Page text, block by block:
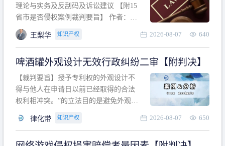
案例裁判要旨】
理论与实务及反刮码及诉讼建议 【附15
省市是否侵权案例裁判要旨】 作者：浙
江杭知桥律师事务所 王梨华 周靖超 【导
读】 第一部分：刮码剪码刮标剪标的商
诉讼建议 第二部分：15省市是否侵权案
例的裁判要旨 目录 第一部分、刮码剪码
刮
王梨华 知识产权 2026-08-07 640
啤酒罐外观设计无效行政纠纷二审【附判决】
【裁判要旨】授予专利权的外观设计不
得与他人在申请日以前已经取得的合法
权利相冲突。”的立法目的是避免外观设
冲突。基于此，凡是因该外观设计的实
律化带 知识产权 2026-08-07 650